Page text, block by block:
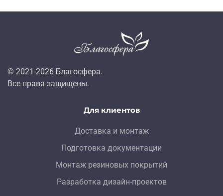
© 2021-2026 Благосфера.
Все права защищены.
Для клиентов
Доставка и монтаж
Подготовка документации
Монтаж резиновых покрытий
Разработка дизайн-проектов